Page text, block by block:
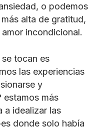
o podemos
alta de gratitud,
incondicional.
tocan es
las experiencias
y
estamos más
a idealizar las
donde solo había